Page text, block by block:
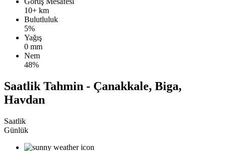
10+ km
Bulutluluk
5%
Yağış
0 mm
Nem
48%
Saatlik Tahmin - Çanakkale, Biga,
Havdan
Saatlik
Günlük